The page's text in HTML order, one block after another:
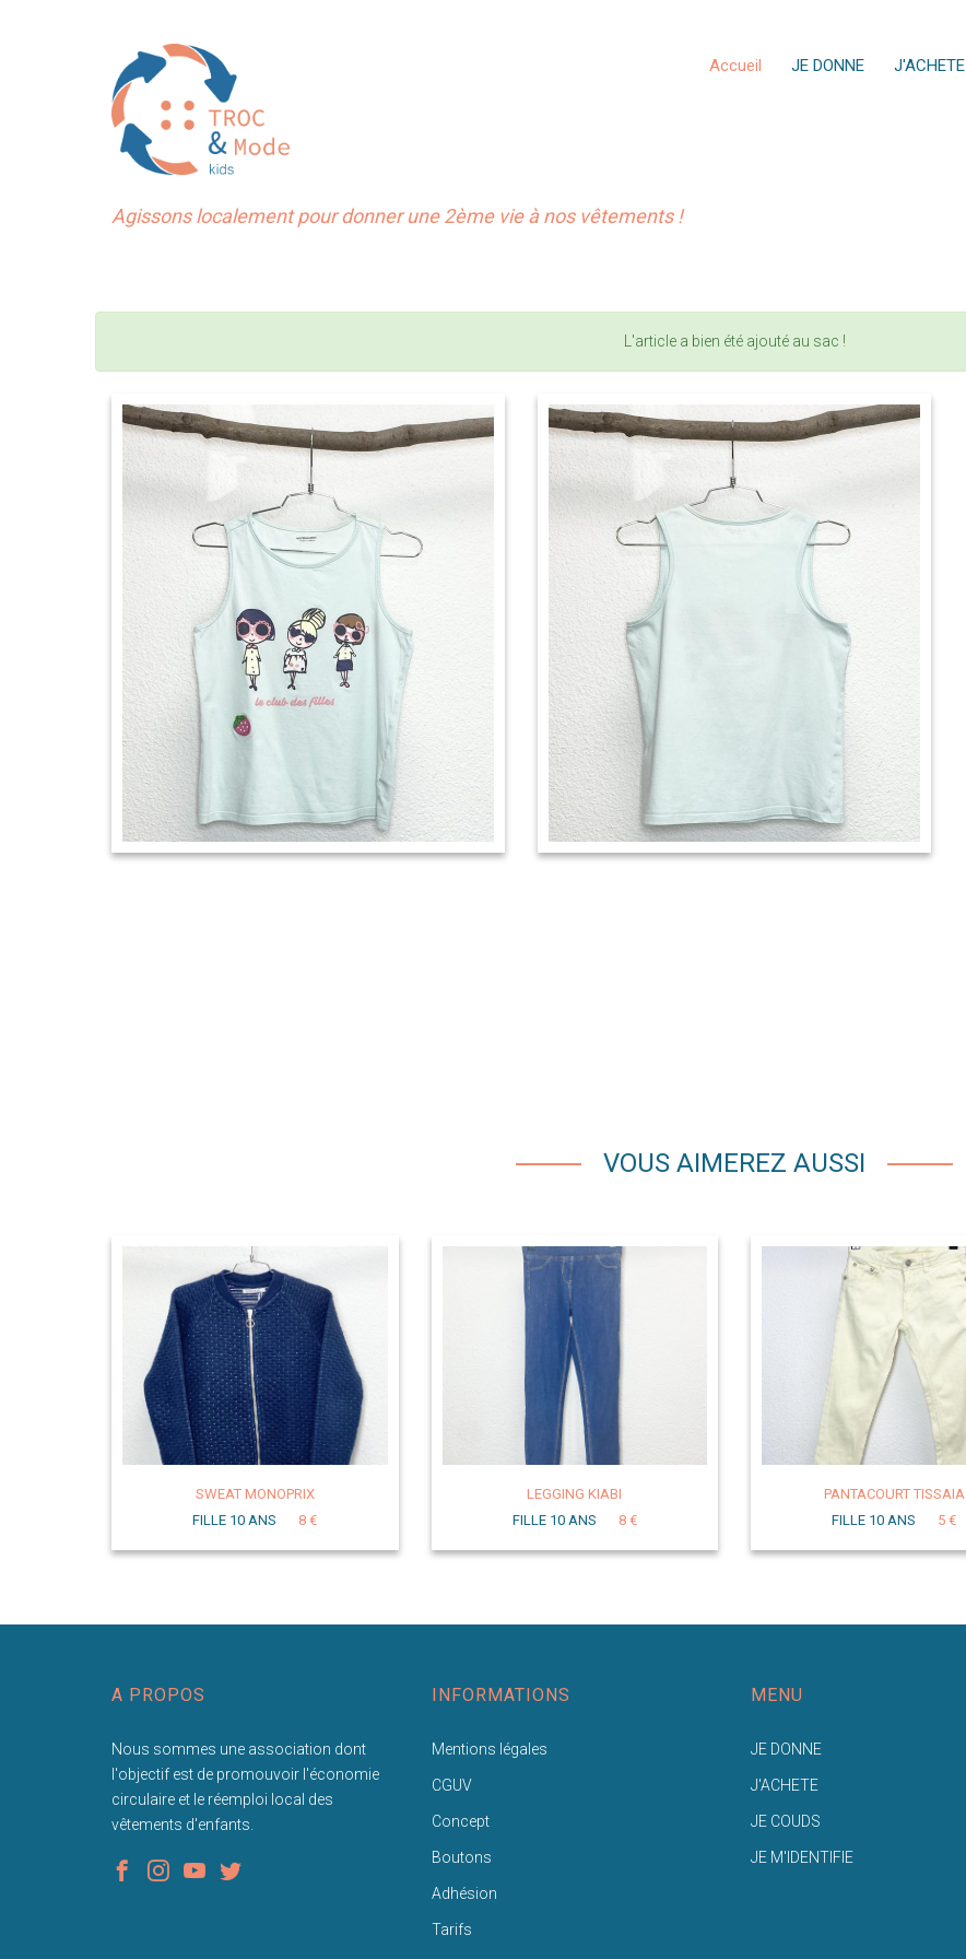
Accueil JE DONNE J'ACHETE
Agissons localement pour donner une 2ème vie à nos vêtements !
L'article a bien été ajouté au sac !
VOUS AIMEREZ AUSSI
SWEAT MONOPRIX
FILLE 10 ANS
8 €
LEGGING KIABI
FILLE 10 ANS
8 €
PANTACOURT TISSAIA
FILLE 10 ANS
5 €
A PROPOS
Nous sommes une association dont
l'objectif est de promouvoir l'économie
circulaire et le réemploi local des
vêtements d'enfants.
INFORMATIONS
Mentions légales
CGUV
Concept
Boutons
Adhésion
Tarifs
MENU
JE DONNE
J'ACHETE
JE COUDS
JE M'IDENTIFIE